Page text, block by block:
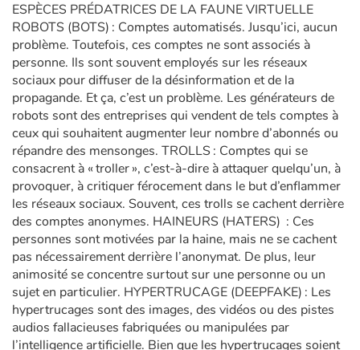
ESPÈCES PRÉDATRICES DE LA FAUNE VIRTUELLE
ROBOTS (BOTS) : Comptes automatisés. Jusqu’ici, aucun
problème. Toutefois, ces comptes ne sont associés à
personne. Ils sont souvent employés sur les réseaux
sociaux pour diffuser de la désinformation et de la
propagande. Et ça, c’est un problème. Les générateurs de
robots sont des entreprises qui vendent de tels comptes à
ceux qui souhaitent augmenter leur nombre d’abonnés ou
répandre des mensonges. TROLLS : Comptes qui se
consacrent à « troller », c’est-à-dire à attaquer quelqu’un, à
provoquer, à critiquer férocement dans le but d’enflammer
les réseaux sociaux. Souvent, ces trolls se cachent derrière
des comptes anonymes. HAINEURS (HATERS) : Ces
personnes sont motivées par la haine, mais ne se cachent
pas nécessairement derrière l’anonymat. De plus, leur
animosité se concentre surtout sur une personne ou un
sujet en particulier. HYPERTRUCAGE (DEEPFAKE) : Les
hypertrucages sont des images, des vidéos ou des pistes
audios fallacieuses fabriquées ou manipulées par
l’intelligence artificielle. Bien que les hypertrucages soient